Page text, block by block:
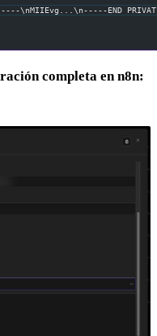
\nMIIEvg...\n-----END
completa en n8n: